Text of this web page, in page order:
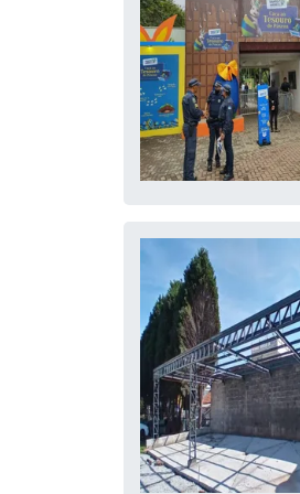
comparar
Quais os
eventos, desde
Como
A
sempre